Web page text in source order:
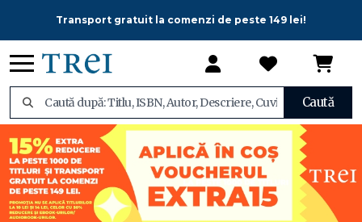
Transport gratuit la comenzi de peste 149 lei!
Caută